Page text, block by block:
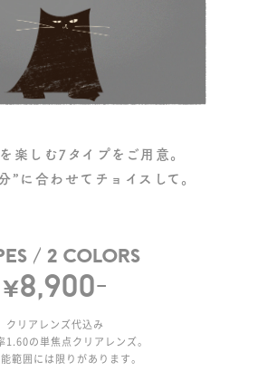
楽しむ7タイプをご用意。
”に合わせてチョイスして。
ES / 2 COLORS
¥8,900-
クリアレンズ代込み
の単焦点クリアレンズ。
範囲には限りがあります。